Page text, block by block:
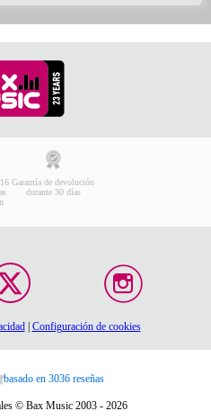
Garantía de devolución
durante 30 días
| Configuración de cookies
basado en 3036 reseñas
© Bax Music 2003 - 2026